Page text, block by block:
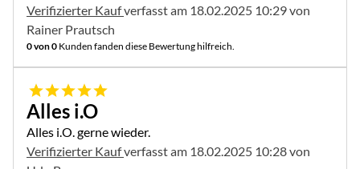
Verifizierter Kaufverfasst am 18.02.2025 10:29 von
Rainer Prautsch
0 von 0 Kunden fanden diese Bewertung hilfreich.
5 von 5
Alles i.O
Alles i.O. gerne wieder.
Verifizierter Kaufverfasst am 18.02.2025 10:28 von